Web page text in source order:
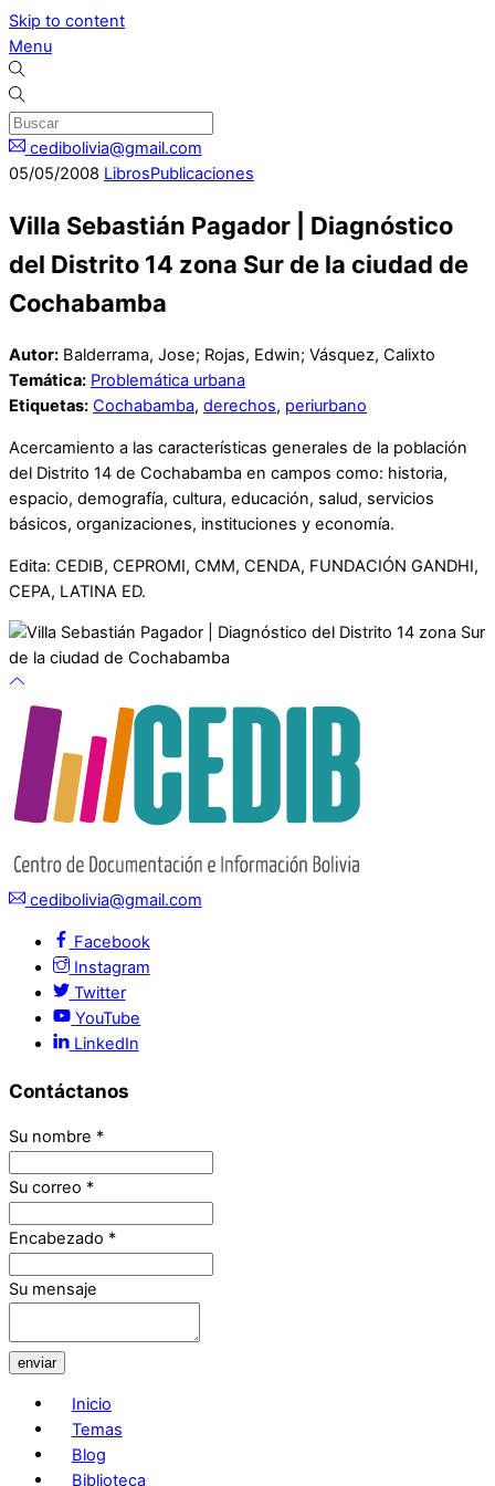
Skip to content
Menu
cedibolivia@gmail.com
05/05/2008 LibrosPublicaciones
Villa Sebastián Pagador | Diagnóstico
del Distrito 14 zona Sur de la ciudad de
Cochabamba
Autor: Balderrama, Jose; Rojas, Edwin; Vásquez, Calixto
Temática: Problemática urbana
Etiquetas: Cochabamba, derechos, periurbano
Acercamiento a las características generales de la población
del Distrito 14 de Cochabamba en campos como: historia,
espacio, demografía, cultura, educación, salud, servicios
básicos, organizaciones, instituciones y economía.
Edita: CEDIB, CEPROMI, CMM, CENDA, FUNDACIÓN GANDHI,
CEPA, LATINA ED.
cedibolivia@gmail.com
Facebook
Instagram
Twitter
YouTube
LinkedIn
Contáctanos
Su nombre *
Su correo *
Encabezado *
Su mensaje
enviar
Inicio
Temas
Blog
Biblioteca